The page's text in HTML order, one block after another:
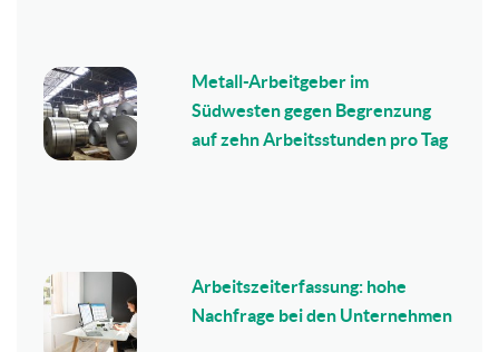
Metall-Arbeitgeber im
Südwesten gegen Begrenzung
auf zehn Arbeitsstunden pro Tag
Arbeitszeiterfassung: hohe
Nachfrage bei den Unternehmen